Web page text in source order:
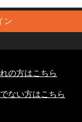
ン
の方はこちら
ない方はこちら